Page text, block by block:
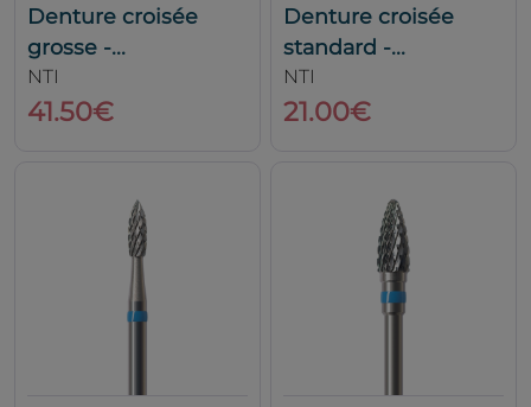
Denture croisée
grosse -...
NTI
41.50€
Denture croisée
standard -...
NTI
21.00€